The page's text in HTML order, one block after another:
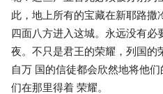
此，地上所有的宝藏在新耶路撒
四面八方进入这城。永远没有必
夜。不只是君王的荣耀，列国的
自万 国的信徒都会欣然地将他
们在那里得着 荣耀。